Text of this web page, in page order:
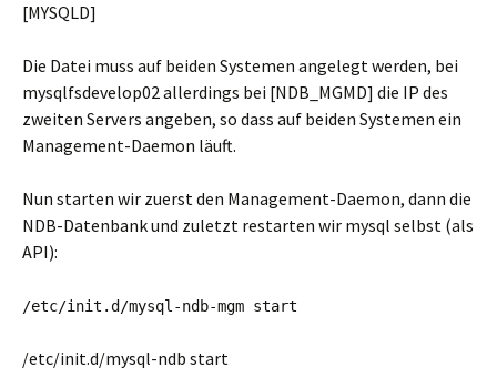
[MYSQLD]
Die Datei muss auf beiden Systemen angelegt werden, bei
mysqlfsdevelop02 allerdings bei [NDB_MGMD] die IP des
zweiten Servers angeben, so dass auf beiden Systemen ein
Management-Daemon läuft.
Nun starten wir zuerst den Management-Daemon, dann die
NDB-Datenbank und zuletzt restarten wir mysql selbst (als
API):
/etc/init.d/mysql-ndb-mgm start
/etc/init.d/mysql-ndb start